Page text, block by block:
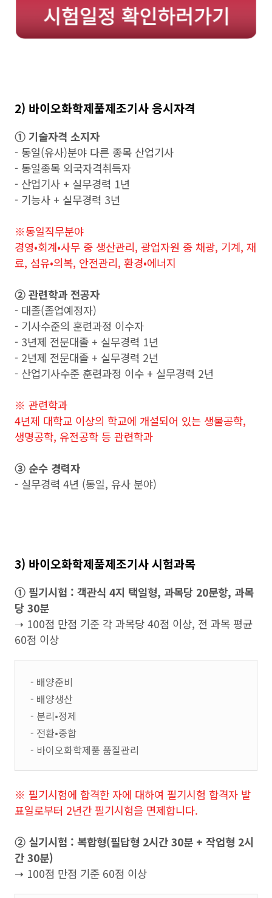
2) 바이오화학제품제조기사 응시자격
➀ 기술자격 소지자
- 동일(유사)분야 다른 종목 산업기사
- 동일종목 외국자격취득자
- 산업기사 + 실무경력 1년
- 기능사 + 실무경력 3년
※동일직무분야
경영•회계•사무 중 생산관리, 광업자원 중 채광, 기계, 재
료, 섬유•의복, 안전관리, 환경•에너지
➁ 관련학과 전공자
- 대졸(졸업예정자)
- 기사수준의 훈련과정 이수자
- 3년제 전문대졸 + 실무경력 1년
- 2년제 전문대졸 + 실무경력 2년
- 산업기사수준 훈련과정 이수 + 실무경력 2년
※ 관련학과
4년제 대학교 이상의 학교에 개설되어 있는 생물공학,
생명공학, 유전공학 등 관련학과
➂ 순수 경력자
- 실무경력 4년 (동일, 유사 분야)
3) 바이오화학제품제조기사 시험과목
➀ 필기시험 : 객관식 4지 택일형, 과목당 20문항, 과목
당 30분
➝ 100점 만점 기준 각 과목당 40점 이상, 전 과목 평균
60점 이상
- 배양준비
- 배양생산
- 분리•정제
- 전환•중합
- 바이오화학제품 품질관리
※ 필기시험에 합격한 자에 대하여 필기시험 합격자 발
표일로부터 2년간 필기시험을 면제합니다.
➁ 실기시험 : 복합형(필답형 2시간 30분 + 작업형 2시
간 30분)
➝ 100점 만점 기준 60점 이상